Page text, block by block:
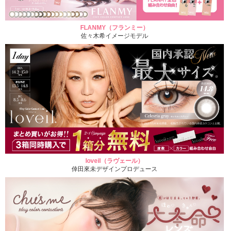
FLANMY（フランミー）
佐々木希イメージモデル
loveil（ラヴェール）
倖田來未デザインプロデュース